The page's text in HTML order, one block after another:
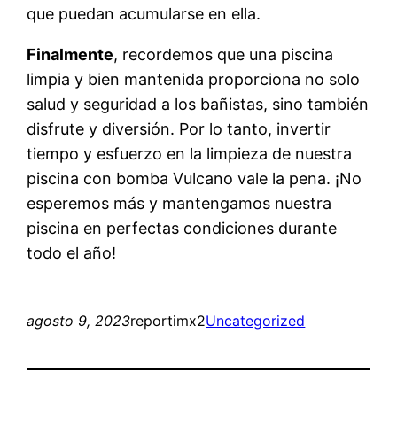
que puedan acumularse en ella.
Finalmente, recordemos que una piscina
limpia y bien mantenida proporciona no solo
salud y seguridad a los bañistas, sino también
disfrute y diversión. Por lo tanto, invertir
tiempo y esfuerzo en la limpieza de nuestra
piscina con bomba Vulcano vale la pena. ¡No
esperemos más y mantengamos nuestra
piscina en perfectas condiciones durante
todo el año!
agosto 9, 2023reportimx2Uncategorized